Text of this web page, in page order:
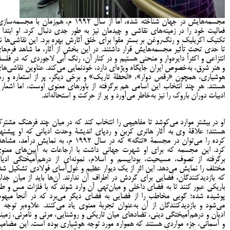
مجسمه‌هایش در جهان شناخته شده، اما از سال 1992 م، هم‌زمان با
فعالیت خود را در زمینه‌های نقاشی و چیدمان نیز به طور جدی دنبال کرد. او ابتدا
تکنیک اکریلیک و رنگ‌روغن بر بستر مقوا برای خلق آثارش بهره برد. این نقاشی‌ها
تا حدی تحت تأثیر مجسمه‌هایش قرار داشتند. در این بخش از آثار، ما شاهد
انتزاعی و اکثراً دایره‌وار و منحنی هستیم و در کنار آن، رنگ آبی لاجوردی که در
و هنر شرق، به‌خصوص ایران جایگاه ویژه‌ای دارد، خودنمایی می‌کند. عناوین
هوشیاری، همچون «رقص دوار»، «لحظۀ تاریک» و برخی دیگر، پر از استعاره‌ و
هستند. هر چند انتخاب این اسامی هم برگرفته از باورهای معنوی اوست، اما
ادبیات دوران باروک را نیز به‌خاطر می‌آورد و پر از حرکت و استحاله‌اند.
او در بیشتر موارد می‌کوشد تا مفاهیمی را انتخاب کند که در میان چند فرهنگ
هستند؛ علاقۀ وی به آثار هانری کُربن و ردپای اندیشۀ وحدت ادیانی که او
کرده را می‌توان در مجسمۀ «تنگه» که در سال 1992 م، به نمایش درآمد،
کرد. این مجسمه که برای او شهرت جهانی داشت با ارجاعات به آیین‌های
برگرفته از تصوف، مسیحیت، بوداییسم و اسلام، نمونه‌ای از درهم‌آمیختگی
مختلف را نمایش می‌دهد. این اثر از یک دیوار عظیم و غول‌آسای فولادی تشکیل
که بازدیدکنندگان، فضایی برای گردش در اطراف آن‌ ندارند. آن‌ها باید از میانِ
باریکی عبور کنند تا به فضای داخلی و میان‌تهی آن وارد شوند که با فلزات مس و
پوشیده شده؛ گویی مخاطب را از فضایی به فضای دیگر می‌برد که در آنجا
می‌شود و بازدیدکنندگان از آن به‌عنوان تجربۀ معنوی یاد می‌کنند. علاوه‌بر توجه
ادیان و درهم‌آمیختگی دینی، تضادهای میان تاریکی و روشنایی، مرئی و نامرئی،
و آسمانی، جزء مواردی هستند که همواره مورد توجه هوشیاری بوده است. این